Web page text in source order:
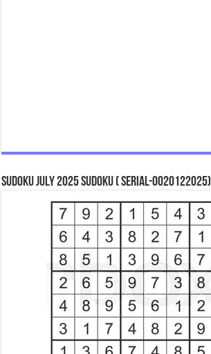
Sudoku July 2025 Sudoku ( Serial-0020122025)